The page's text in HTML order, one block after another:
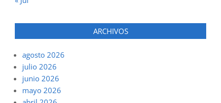
ARCHIVOS
agosto 2026
julio 2026
junio 2026
mayo 2026